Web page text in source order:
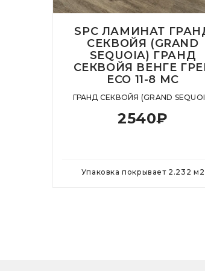
SPC ЛАМИНАТ
СЕКВОЙЯ (GRAND
SEQUOIA) ГРАНД
СЕКВОЙЯ ВЕНГЕ
ECO 11-8 MC
ГРАНД СЕКВОЙЯ (GRAND
2540₽
Упаковка покрывает 2.232 м 2